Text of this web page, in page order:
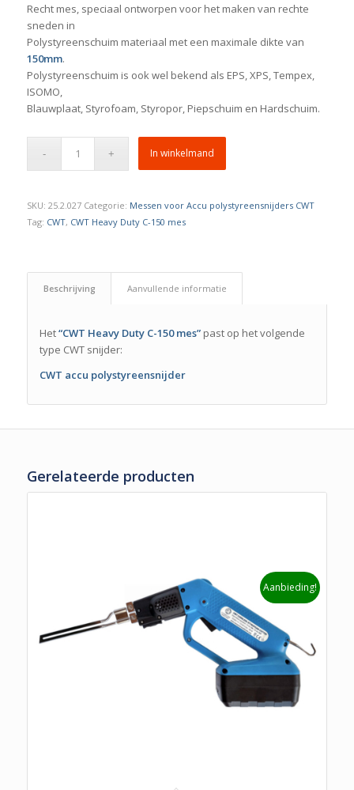
Recht mes, speciaal ontworpen voor het maken van rechte
sneden in
Polystyreenschuim materiaal met een maximale dikte van
150mm.
Polystyreenschuim is ook wel bekend als EPS, XPS, Tempex,
ISOMO,
Blauwplaat, Styrofoam, Styropor, Piepschuim en Hardschuim.
In winkelmand
SKU: 25.2.027 Categorie: Messen voor Accu polystyreensnijders CWT
Tag: CWT, CWT Heavy Duty C-150 mes
Beschrijving Aanvullende informatie
Het“CWT Heavy Duty C-150 mes”past op het volgende
type CWT snijder:
CWT accu polystyreensnijder
Gerelateerde producten
Aanbieding!